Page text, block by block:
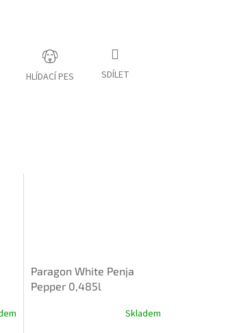
HLÍDACÍ PES SDÍLET
Paragon White Penja
Pepper 0,485l
Skladem